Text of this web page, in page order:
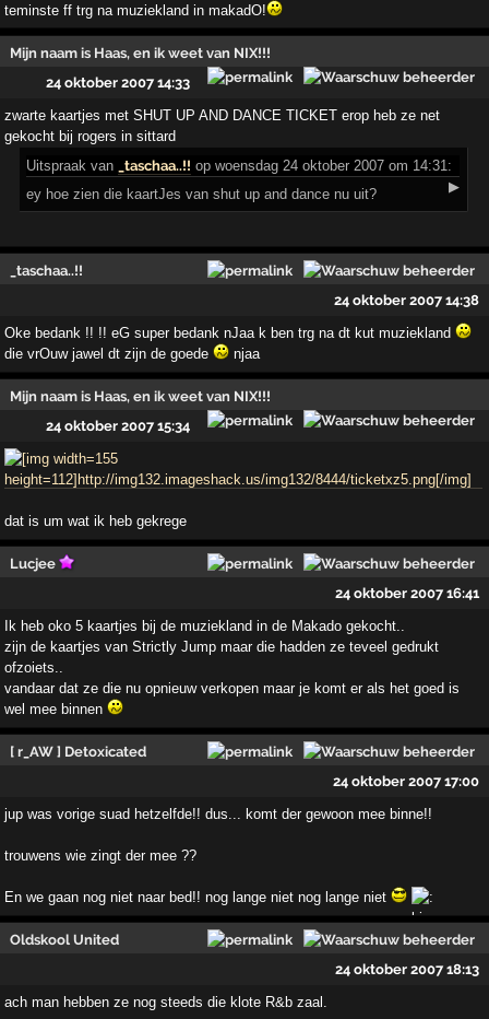
teminste ff trg na muziekland in makadO!
Mijn naam is Haas, en ik weet van NIX!!!
24 oktober 2007 14:33
zwarte kaartjes met SHUT UP AND DANCE TICKET erop heb ze net
gekocht bij rogers in sittard
Uitspraak van _taschaa..!! op woensdag 24 oktober 2007 om 14:31:
▶
ey hoe zien die kaartJes van shut up and dance nu uit?
_taschaa..!!
24 oktober 2007 14:38
Oke bedank !! !! eG super bedank nJaa k ben trg na dt kut muziekland
die vrOuw jawel dt zijn de goede
njaa
Mijn naam is Haas, en ik weet van NIX!!!
24 oktober 2007 15:34
dat is um wat ik heb gekrege
Lucjee
24 oktober 2007 16:41
Ik heb oko 5 kaartjes bij de muziekland in de Makado gekocht..
zijn de kaartjes van Strictly Jump maar die hadden ze teveel gedrukt
ofzoiets..
vandaar dat ze die nu opnieuw verkopen maar je komt er als het goed is
wel mee binnen
[ r_AW ] Detoxicated
24 oktober 2007 17:00
jup was vorige suad hetzelfde!! dus... komt der gewoon mee binne!!
trouwens wie zingt der mee ??
En we gaan nog niet naar bed!! nog lange niet nog lange niet
Oldskool United
24 oktober 2007 18:13
ach man hebben ze nog steeds die klote R&b zaal.